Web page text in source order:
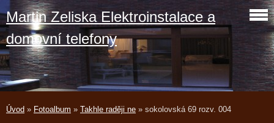
Martin Zeliska Elektroinstalace a
domovní telefony
Úvod » Fotoalbum » Takhle raději ne » sokolovská 69 rozv. 004